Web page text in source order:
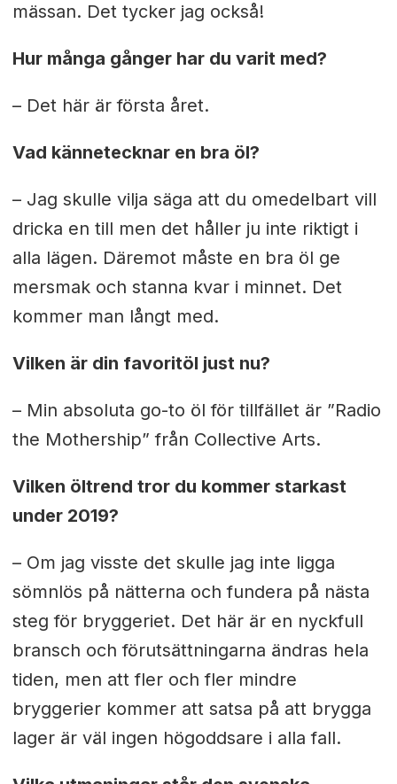
mässan. Det tycker jag också!
Hur många gånger har du varit med?
– Det här är första året.
Vad kännetecknar en bra öl?
– Jag skulle vilja säga att du omedelbart vill
dricka en till men det håller ju inte riktigt i
alla lägen. Däremot måste en bra öl ge
mersmak och stanna kvar i minnet. Det
kommer man långt med.
Vilken är din favoritöl just nu?
– Min absoluta go-to öl för tillfället är ”Radio
the Mothership” från Collective Arts.
Vilken öltrend tror du kommer starkast
under 2019?
– Om jag visste det skulle jag inte ligga
sömnlös på nätterna och fundera på nästa
steg för bryggeriet. Det här är en nyckfull
bransch och förutsättningarna ändras hela
tiden, men att fler och fler mindre
bryggerier kommer att satsa på att brygga
lager är väl ingen högoddsare i alla fall.